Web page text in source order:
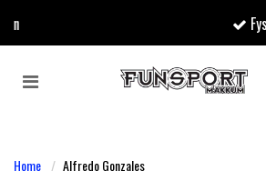
Fysieke winkel
Toggle
SKIËN
Home Alfredo Gonzales